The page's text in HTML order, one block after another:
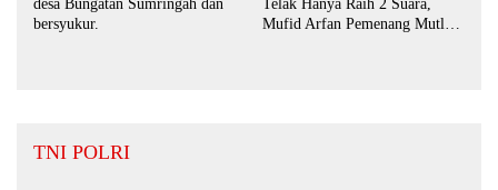
desa Bungatan Sumringah dan
bersyukur.
Telak Hanya Raih 2 Suara,
Mufid Arfan Pemenang Mutlak
TNI POLRI